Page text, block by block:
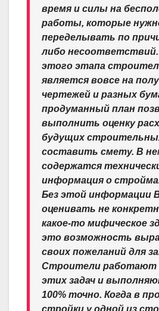
время и силы на
работы, которые
переделывать по
либо
этого этапа
является вовсе на
чертежей и разных
продуманный план
выполнить оценку
будущих
составить смету. В
содержатся
информация о
Без этой информации
оценивать не
какое-то мифическое
это возможность
своих пожеланий для
Строители работают
этих задач и
100% точно. Когда в
стройки у одной из